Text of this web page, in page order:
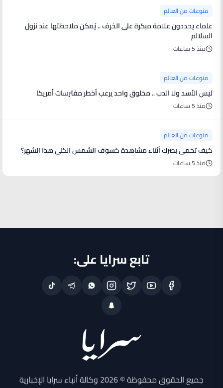
منوعات من العالم
علماء يحددون علامة مبكرة على الخرف .. يُمكن ملاحظتها عند نزول
السلالم
منذ 5 ساعات
منوعات من العالم
ليس الأسد ولا الدب .. مخلوق واحد يرعب أخطر مفترسات أمريكا
منذ 5 ساعات
منوعات من العالم
كيف تحمي بصرك أثناء مشاهدة كسوف الشمس الكلي هذا الشهر؟
منذ 5 ساعات
تابع سرايا على:
جميع الحقوق محفوظة © 2026 وكالة أنباء سرايا الإخبارية